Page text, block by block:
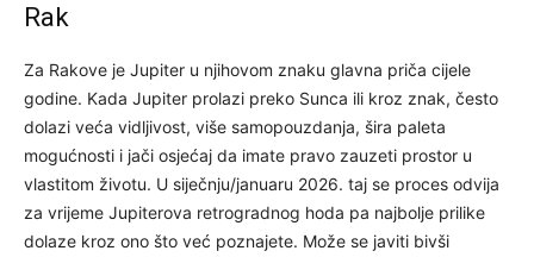
Rak
Za Rakove je Jupiter u njihovom znaku glavna priča cijele
godine. Kada Jupiter prolazi preko Sunca ili kroz znak, često
dolazi veća vidljivost, više samopouzdanja, šira paleta
mogućnosti i jači osjećaj da imate pravo zauzeti prostor u
vlastitom životu. U siječnju/januaru 2026. taj se proces odvija
za vrijeme Jupiterova retrogradnog hoda pa najbolje prilike
dolaze kroz ono što već poznajete. Može se javiti bivši